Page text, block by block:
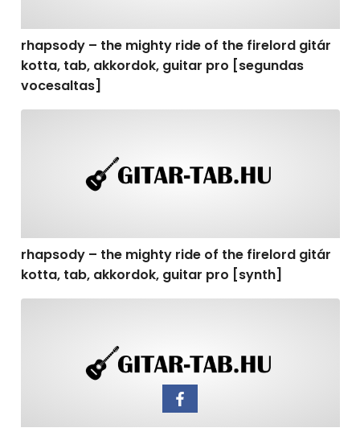
rhapsody – the mighty ride of the firelord gitár
kotta, tab, akkordok, guitar pro [segundas
vocesaltas]
rhapsody – the mighty ride of the firelord gitár
kotta, tab, akkordok, guitar pro [synth]